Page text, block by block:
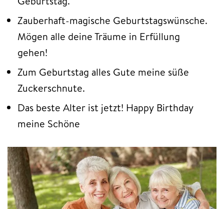
Zauberhaft-magische Geburtstagswünsche.
Mögen alle deine Träume in Erfüllung
gehen!
Zum Geburtstag alles Gute meine süße
Zuckerschnute.
Das beste Alter ist jetzt! Happy Birthday
meine Schöne